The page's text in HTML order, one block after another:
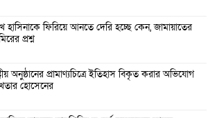
হাসিনাকে ফিরিয়ে আনতে দেরি হচ্ছে কেন, জামায়াতের
প্রশ্ন
অনুষ্ঠানের প্রামাণ্যচিত্রে ইতিহাস বিকৃত করার অভিযোগ
হোসেনের